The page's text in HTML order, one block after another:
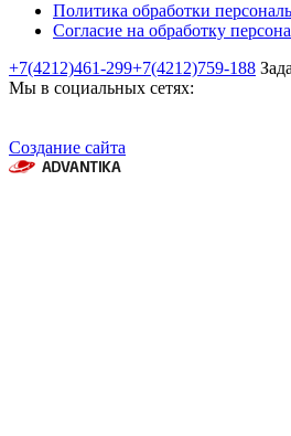
Политика обработки
Согласие на обработку
+7(4212)461-299+7(4212)759-188
Мы в социальных сетях:
Создание сайта